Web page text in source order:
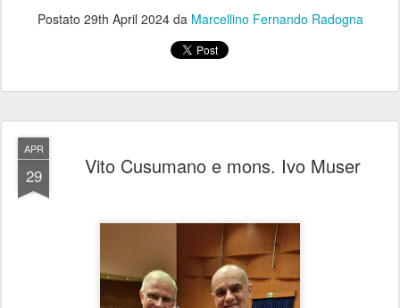
Postato 29th April 2024da Marcellino Fernando Radogna
APR
29 Vito Cusumano e mons. Ivo Muser